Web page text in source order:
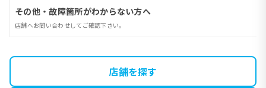
その他・故障箇所がわからない方へ
店舗へお問い合わせしてご確認下さい。
店舗を探す